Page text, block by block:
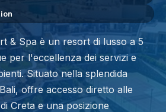
& Spa è un resort di lusso a 5
per l'eccellenza dei servizi e
Situato nella splendida
offre accesso diretto alle
Creta e una posizione